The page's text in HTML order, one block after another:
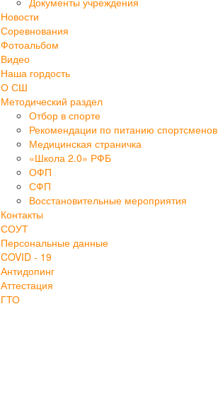
Документы учреждения
Новости
Соревнования
Фотоальбом
Видео
Наша гордость
О СШ
Методический раздел
Отбор в спорте
Рекомендации по питанию спортсменов
Медицинская страничка
«Школа 2.0» РФБ
ОФП
СФП
Восстановительные мероприятия
Контакты
СОУТ
Персональные данные
COVID - 19
Антидопинг
Аттестация
ГТО